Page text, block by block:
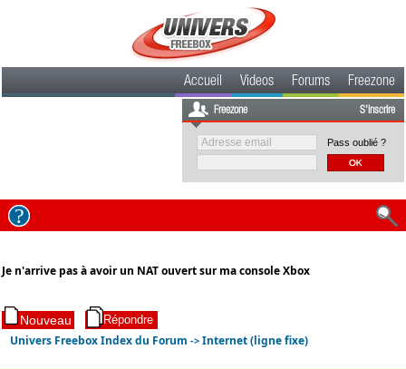
Accueil Videos Forums Freezone
Freezone S'inscrire
Pass oublié ?
Je n'arrive pas à avoir un NAT ouvert sur ma console Xbox
Univers Freebox Index du Forum ->Internet (ligne fixe)